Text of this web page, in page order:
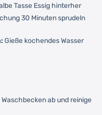
Tasse Essig hinterher
30 Minuten sprudeln
Gieße kochendes Wasser
ab und reinige